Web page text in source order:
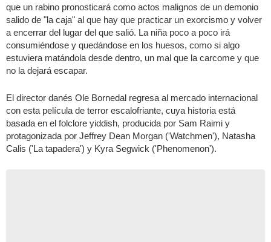
que un rabino pronosticará como actos malignos de un demonio
salido de "la caja" al que hay que practicar un exorcismo y volver
a encerrar del lugar del que salió. La niña poco a poco irá
consumiéndose y quedándose en los huesos, como si algo
estuviera matándola desde dentro, un mal que la carcome y que
no la dejará escapar.
El director danés Ole Bornedal regresa al mercado internacional
con esta película de terror escalofriante, cuya historia está
basada en el folclore yiddish, producida por Sam Raimi y
protagonizada por Jeffrey Dean Morgan ('Watchmen'), Natasha
Calis ('La tapadera') y Kyra Segwick ('Phenomenon').